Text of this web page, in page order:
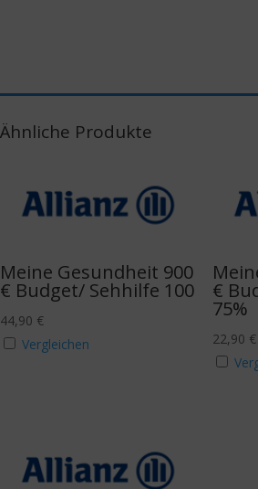
Ähnliche Produkte
Meine Gesundheit 900
€ Budget/ Sehhilfe 100
44,90 €
Vergleichen
€
75%
22,90 €